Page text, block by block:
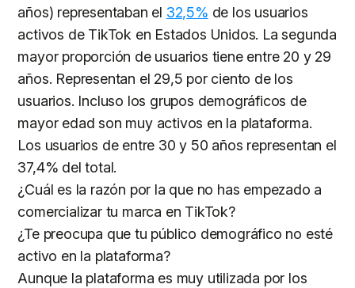
años) representaban el 32,5% de los usuarios
activos de TikTok en Estados Unidos. La segunda
mayor proporción de usuarios tiene entre 20 y 29
años. Representan el 29,5 por ciento de los
usuarios. Incluso los grupos demográficos de
mayor edad son muy activos en la plataforma.
Los usuarios de entre 30 y 50 años representan el
37,4% del total.
¿Cuál es la razón por la que no has empezado a
comercializar tu marca en TikTok?
¿Te preocupa que tu público demográfico no esté
activo en la plataforma?
Aunque la plataforma es muy utilizada por los